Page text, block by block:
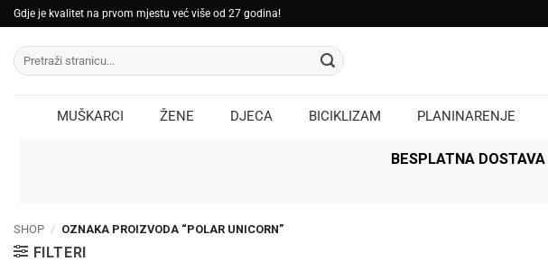
Skip
to
content
Gdje je kvalitet na prvom mjestu već više od 27 godina!
Pretraži:
MUŠKARCI ŽENE DJECA BICIKLIZAM PLANINARENJE
BESPLATNA DOSTAVA
SHOP / OZNAKA PROIZVODA “POLAR UNICORN”
FILTERI